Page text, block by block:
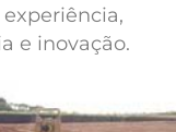
e inovação.